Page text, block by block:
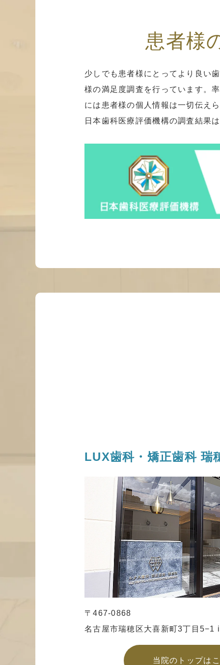
患者様
少しでも患者様にとってより良い
様の満足度調査を行っています。
には患者様の個人情報は一切伝え
日本歯科医療評価機構の調査結果
LUX歯科・矯正歯科瑞
〒467-0868
名古屋市瑞穂区大喜新町3丁目5−1
当院のトップは